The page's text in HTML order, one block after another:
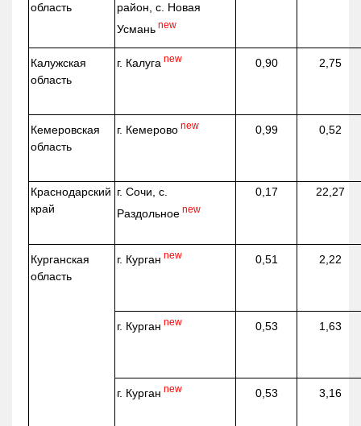
область
район, с. Новая
Усмань new
Калужская
область
г. Калуга new 0,90 2,75
Кемеровская
область
г. Кемерово new 0,99 0,52
Краснодарский
край
г. Сочи, с.
Раздольное new
0,17 22,27
Курганская
область
г. Курган new 0,51 2,22
г. Курган new 0,53 1,63
г. Курган new 0,53 3,16